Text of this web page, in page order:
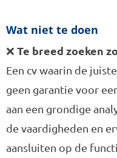
Wat niet te doen
❌ Te breed zoeken
Een cv waarin de
geen garantie voor
aan een grondige
de vaardigheden en
aansluiten op de